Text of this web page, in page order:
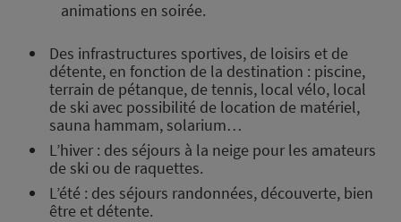
animations en soirée.
Des infrastructures sportives, de loisirs et de
détente, en fonction de la destination : piscine,
terrain de pétanque, de tennis, local vélo, local
de ski avec possibilité de location de matériel,
sauna hammam, solarium…
L’hiver : des séjours à la neige pour les amateurs
de ski ou de raquettes.
L’été : des séjours randonnées, découverte, bien
être et détente.
en
cours